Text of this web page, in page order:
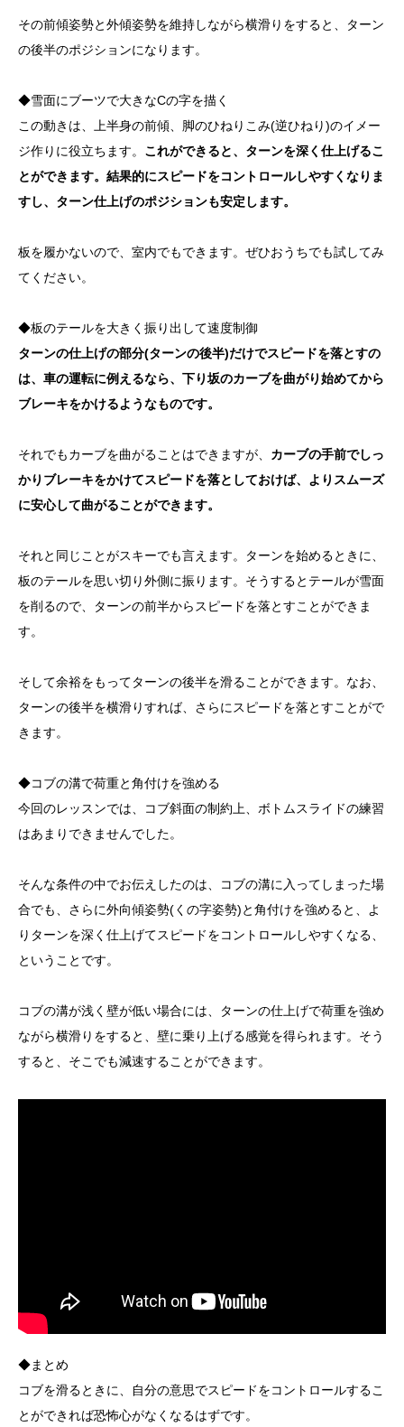
その前傾姿勢と外傾姿勢を維持しながら横滑りをすると、ターン
の後半のポジションになります。
◆雪面にブーツで大きなCの字を描く
この動きは、上半身の前傾、脚のひねりこみ(逆ひねり)のイメー
ジ作りに役立ちます。 これができると、ターンを深く仕上げるこ
とができます。結果的にスピードをコントロールしやすくなりま
すし、ターン仕上げのポジションも安定します。
板を履かないので、室内でもできます。ぜひおうちでも試してみ
てください。
◆板のテールを大きく振り出して速度制御
ターンの仕上げの部分(ターンの後半)だけでスピードを落とすの
は、車の運転に例えるなら、下り坂のカーブを曲がり始めてから
ブレーキをかけるようなものです。
それでもカーブを曲がることはできますが、 カーブの手前でしっ
かりブレーキをかけてスピードを落としておけば、よりスムーズ
に安心して曲がることができます。
それと同じことがスキーでも言えます。ターンを始めるときに、
板のテールを思い切り外側に振ります。そうするとテールが雪面
を削るので、ターンの前半からスピードを落とすことができま
す。
そして余裕をもってターンの後半を滑ることができます。なお、
ターンの後半を横滑りすれば、さらにスピードを落とすことがで
きます。
◆コブの溝で荷重と角付けを強める
今回のレッスンでは、コブ斜面の制約上、ボトムスライドの練習
はあまりできませんでした。
そんな条件の中でお伝えしたのは、コブの溝に入ってしまった場
合でも、さらに外向傾姿勢(くの字姿勢)と角付けを強めると、よ
りターンを深く仕上げてスピードをコントロールしやすくなる、
ということです。
コブの溝が浅く壁が低い場合には、ターンの仕上げで荷重を強め
ながら横滑りをすると、壁に乗り上げる感覚を得られます。そう
すると、そこでも減速することができます。
◆まとめ
コブを滑るときに、自分の意思でスピードをコントロールするこ
とができれば恐怖心がなくなるはずです。